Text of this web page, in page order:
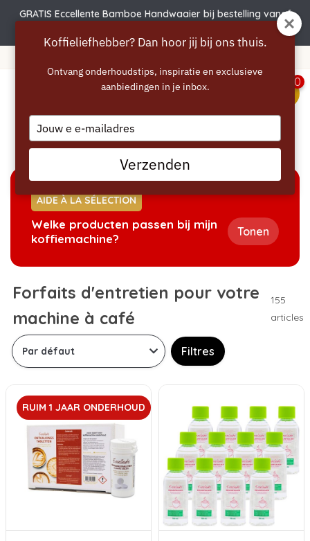
GRATIS Eccellente Bamboe Handwaaier bij bestelling vanaf
0
Accueil/Forfaits
AIDE À LA SÉLECTION
Welke producten passen bij mijn
koffiemachine?
Tonen
Forfaits d'entretien pour votre
machine à café
155
articles
Filtres
RUIM 1 JAAR ONDERHOUD
Koffieliefhebber? Dan hoor jij bij ons thuis.
Ontvang onderhoudstips, inspiratie en exclusieve
aanbiedingen in je inbox.
Type
your
email
Verzenden